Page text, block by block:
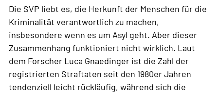
Die SVP liebt es, die Herkunft der Menschen für die
Kriminalität verantwortlich zu machen,
insbesondere wenn es um Asyl geht. Aber dieser
Zusammenhang funktioniert nicht wirklich. Laut
dem Forscher Luca Gnaedinger ist die Zahl der
registrierten Straftaten seit den 1980er Jahren
tendenziell leicht rückläufig, während sich die